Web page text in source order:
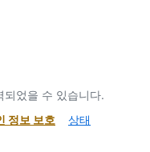
되었을 수 있습니다.
정보 보호
상태